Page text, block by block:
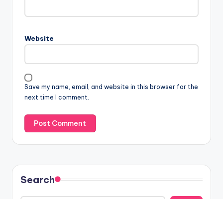
Website
Save my name, email, and website in this browser for the
next time I comment.
Search